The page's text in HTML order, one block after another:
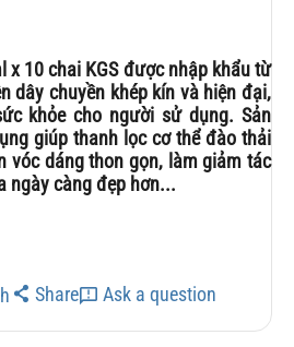
10 chai KGS được nhập khẩu từ
dây chuyền khép kín và hiện đại,
khỏe cho người sử dụng. Sản
giúp thanh lọc cơ thể đào thải
vóc dáng thon gọn, làm giảm tác
ngày càng đẹp hơn...
Share Ask a question